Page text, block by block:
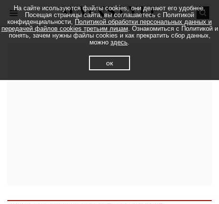
На сайте исользуются файлы cookies, они делают его удобнее.
Посещая страницы сайта, вы соглашаетесь с Политикой
конфиденциальности, Политикой обработки персональных данных и
передачей файлов cookies третьим лицам. Ознакомиться с Политикой и
понять, зачем нужны файлы cookies и как прекратить сбор данных,
можно здесь.
ок